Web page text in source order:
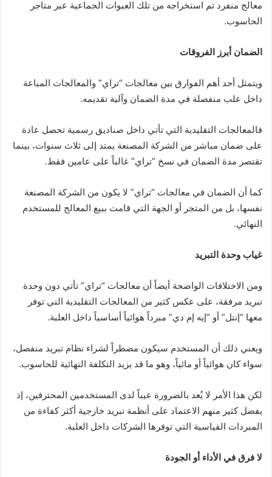
معالج منفرد تم استخراجه من تلك العبوات الجماعية عبر متاجر
الحاسوب.
الضمان أبرز الفروقات
ويتمثل أحد أهم الفوارق بين معالجات “تراي” والمعالجات المباعة
داخل علب منفصلة في مدة الضمان وآلية تقديمه.
فالمعالجات التقليدية التي تأتي داخل صناديق رسمية تحصل عادة
على ضمان مباشر من الشركة المصنعة يمتد إلى ثلاث سنوات، بينما
تقتصر مدة الضمان في نسخ “تراي” غالباً على عامين فقط.
كما أن الضمان في معالجات “تراي” لا يكون من الشركة المصنعة
نفسها، بل من المتجر أو الجهة التي قامت ببيع المعالج للمستخدم
النهائي.
غياب وحدة التبريد
ومن الاختلافات الواضحة أيضاً أن معالجات “تراي” تأتي دون وحدة
تبريد مرفقة، على عكس كثير من المعالجات التقليدية التي توفر
معها “إنتل” أو “إيه إم دي” مبرداً هوائياً أساسياً داخل العلبة.
ويعني ذلك أن المستخدم سيكون مضطراً لشراء نظام تبريد منفصل،
سواء كان هوائياً أو مائياً، وهو ما قد يزيد التكلفة النهائية للحاسوب.
لكن هذا الأمر لا يُعد بالضرورة عيباً لدى المستخدمين المحترفين، إذ
يفضل كثير منهم الاعتماد على أنظمة تبريد خارجية أكثر كفاءة من
المبردات القياسية التي توفرها الشركات داخل العلبة.
لا فرق في الأداء أو الجودة